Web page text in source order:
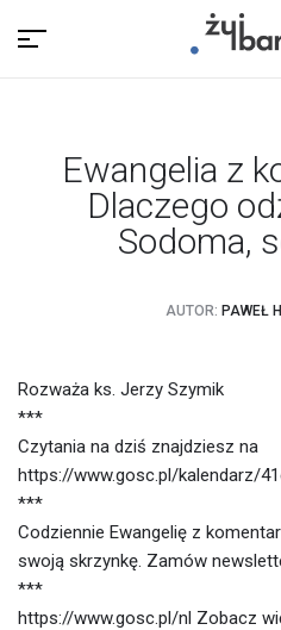
Ewangelia z
Dlaczego
Sodoma,
AUTOR: PAWEŁ
Rozważa ks. Jerzy Szymik
***
Czytania na dziś znajdziesz na
https://www.gosc.pl/kalendarz/
***
Codziennie Ewangelię z
swoją skrzynkę. Zamów
***
https://www.gosc.pl/nl Zobacz